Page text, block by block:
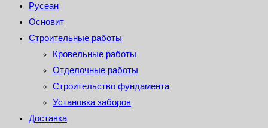
Русеан
Основит
Строительные работы
Кровельные работы
Отделочные работы
Строительство фундамента
Установка заборов
Доставка